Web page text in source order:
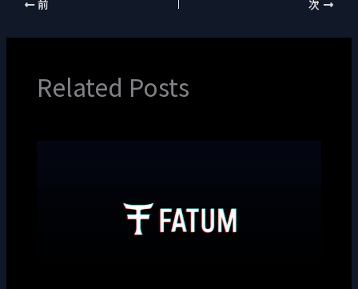
前 次
Related Posts